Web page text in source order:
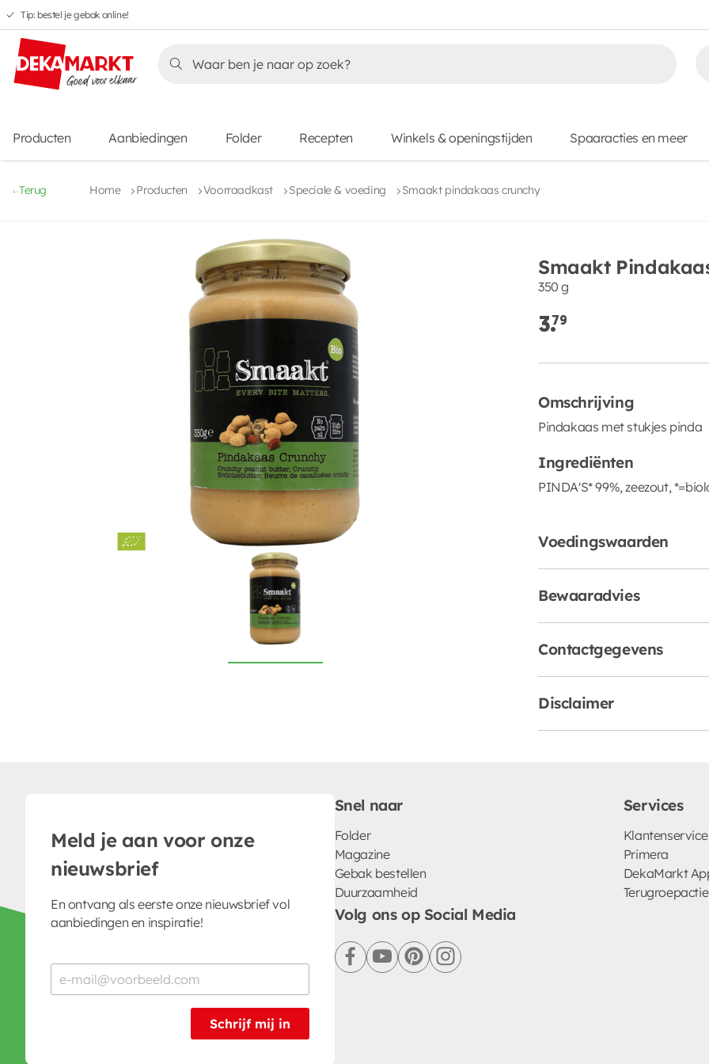
Overslaan
naar
hoofdnavigatie
Overslaan
naar
hoofdinhoud
Overslaan
naar
voettekstinhoud
Overslaan
naar
aanbiedingen
Tip: bestel je gebak online!
Producten Aanbiedingen Folder Recepten Winkels & openingstijden Spaaracties en meer
Terug Home Producten Voorraadkast Speciale & voeding Smaakt pindakaas crunchy
Smaakt
350 g
3.79
Omschrijving
Pindakaas met stukjes pinda
Ingrediënten
PINDA'S* 99%, zeezout,
Voedingswaarden
Bewaaradvies
Contactgegevens
Disclaimer
Meld je aan voor onze
nieuwsbrief
En ontvang als eerste onze nieuwsbrief vol
aanbiedingen en inspiratie!
Schrijf mij in
Snel naar
Folder
Magazine
Gebak bestellen
Duurzaamheid
Services
Klantenservice
Primera
DekaMarkt
Terugroepactie
Volg ons op Social Media
facebookyoutubepinterestinstagram